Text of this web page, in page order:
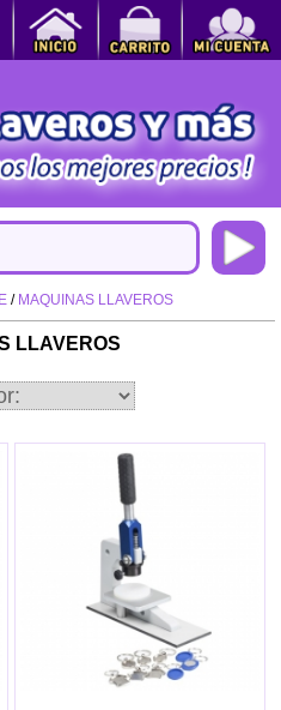
/ MAQUINAS LLAVEROS
LLAVEROS